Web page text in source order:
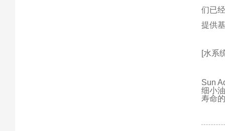
们已
提供
[水系
Sun
细小
寿命